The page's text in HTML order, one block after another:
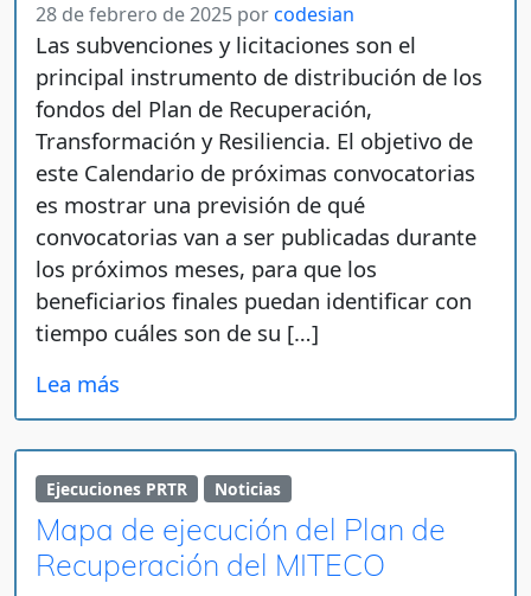
28 de febrero de 2025 por codesian
Las subvenciones y licitaciones son el
principal instrumento de distribución de los
fondos del Plan de Recuperación,
Transformación y Resiliencia. El objetivo de
este Calendario de próximas convocatorias
es mostrar una previsión de qué
convocatorias van a ser publicadas durante
los próximos meses, para que los
beneficiarios finales puedan identificar con
tiempo cuáles son de su […]
Lea más
Ejecuciones PRTR Noticias
Mapa de ejecución del Plan de
Recuperación del MITECO